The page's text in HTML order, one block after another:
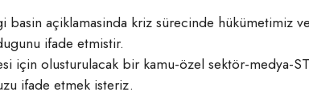
açiklamasinda kriz sürecinde hükümetimiz
ifade etmistir.
için olusturulacak bir kamu-özel sektör-medya-
ifade etmek isteriz.